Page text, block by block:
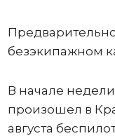
безэкипажном
В начале
произошел в
августа